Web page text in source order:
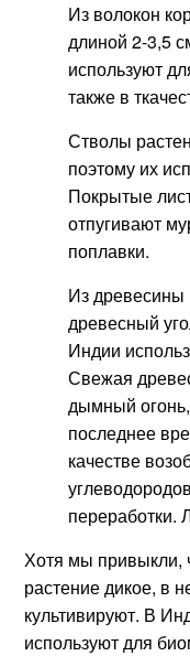
Из волокон
длиной 2-3,5
используют
также в
Стволы
поэтому их
Покрытые
отпугивают
поплавки.
Из древесины
древесный
Индии
Свежая
дымный
последнее
качестве
переработки.
Хотя мы привыкли,
растение дикое, в
культивируют. В
используют для